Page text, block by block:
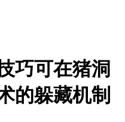
巧可在猪洞
的躲藏机制